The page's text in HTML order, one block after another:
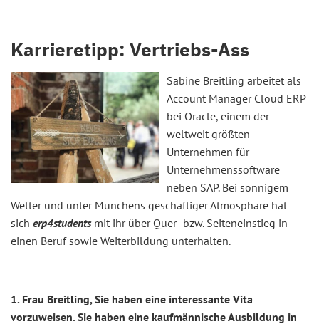
Karrieretipp: Vertriebs-Ass
Sabine Breitling arbeitet als
Account Manager Cloud ERP
bei Oracle, einem der
weltweit größten
Unternehmen für
Unternehmenssoftware
neben SAP. Bei sonnigem
Wetter und unter Münchens geschäftiger Atmosphäre hat
sich erp4studentsmit ihr über Quer- bzw. Seiteneinstieg in
einen Beruf sowie Weiterbildung unterhalten.
1. Frau Breitling, Sie haben eine interessante Vita
vorzuweisen. Sie haben eine kaufmännische Ausbildung in